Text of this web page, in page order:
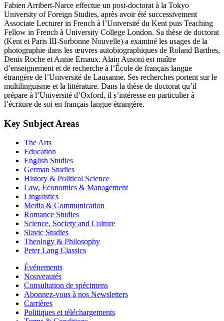
Fabien Arribert-Narce effectue un post-doctorat à la Tokyo
University of Foreign Studies, après avoir été successivement
Associate Lecturer in French à l’Université du Kent puis Teaching
Fellow in French à University College London. Sa thèse de doctorat
(Kent et Paris III-Sorbonne Nouvelle) a examiné les usages de la
photographie dans les œuvres autobiographiques de Roland Barthes,
Denis Roche et Annie Ernaux. Alain Ausoni est maître
d’enseignement et de recherche à l’École de français langue
étrangère de l’Université de Lausanne. Ses recherches portent sur le
multilinguisme et la littérature. Dans la thèse de doctorat qu’il
prépare à l’Université d’Oxford, il s’intéresse en particulier à
l’écriture de soi en français langue étrangère.
Key Subject Areas
The Arts
Education
English Studies
German Studies
History & Political Science
Law, Economics & Management
Linguistics
Media & Communication
Romance Studies
Science, Society and Culture
Slavic Studies
Theology & Philosophy
Peter Lang Classics
Événements
Nouveautés
Consultation de spécimens
Abonnez-vous à nos Newsletters
Carrières
Politiques et téléchargements